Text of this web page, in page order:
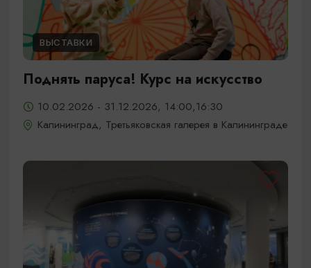
ВЫСТАВКИ
Поднять паруса! Курс на искусство
10.02.2026 - 31.12.2026, 14:00,16:30
Калининград, Третьяковская галерея в Калининграде